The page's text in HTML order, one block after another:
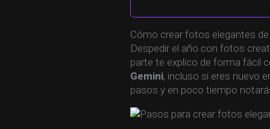
Cómo crear fotos elegantes
Despedir el año con fotos
parte te explico de forma fácil
Gemini, incluso si eres nuevo
pasos y en poco tiempo